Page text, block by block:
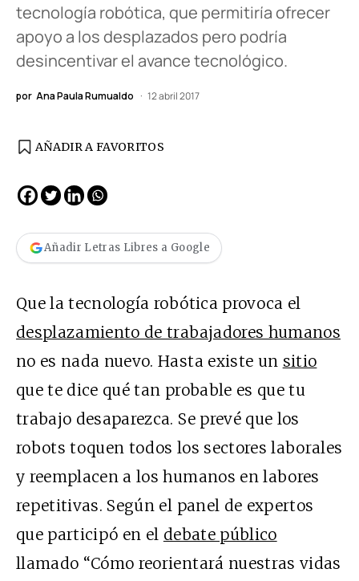
tecnología robótica, que permitiría ofrecer
apoyo a los desplazados pero podría
desincentivar el avance tecnológico.
por Ana Paula Rumualdo 12 abril 2017
AÑADIR A FAVORITOS
Añadir Letras Libres a Google
Que la tecnología robótica provoca el
desplazamiento de trabajadores humanos
no es nada nuevo. Hasta existe un sitio
que te dice qué tan probable es que tu
trabajo desaparezca. Se prevé que los
robots toquen todos los sectores laborales
y reemplacen a los humanos en labores
repetitivas. Según el panel de expertos
que participó en el debate público
llamado “Cómo reorientará nuestras vidas